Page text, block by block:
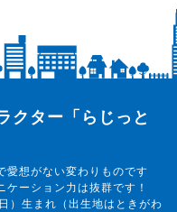
クター「らじっと
愛想がない変わりものです
ーション力は抜群です！
）生まれ（出生地はときがわ